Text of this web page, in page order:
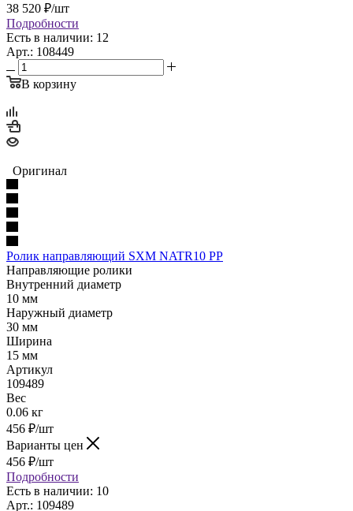
38 520 ₽/шт
Подробности
Есть в наличии: 12
Арт.: 108449
В корзину
Оригинал
Ролик направляющий SXM NATR10 PP
Направляющие ролики
Внутренний диаметр
10 мм
Наружный диаметр
30 мм
Ширина
15 мм
Артикул
109489
Вес
0.06 кг
456 ₽/шт
Варианты цен
456 ₽/шт
Подробности
Есть в наличии: 10
Арт.: 109489